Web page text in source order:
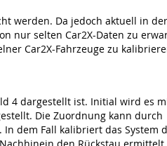
werden. Da jedoch aktuell in
nur selten Car2X-Daten zu
Car2X-Fahrzeuge zu
4 dargestellt ist. Initial wird es
Die Zuordnung kann durch
dem Fall kalibriert das System